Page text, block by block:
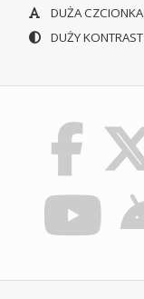
DUŻA CZCIONKA
DUŻY KONTRAST